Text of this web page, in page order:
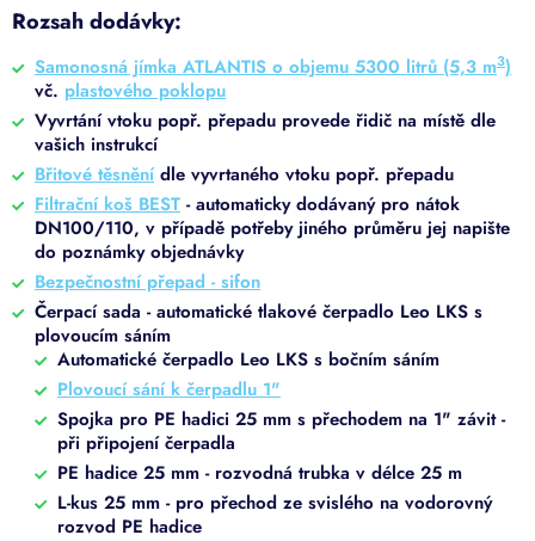
Rozsah dodávky:
Samonosná jímka ATLANTIS o objemu 5300 litrů (5,3 m3)
vč. plastového poklopu
Vyvrtání vtoku popř. přepadu provede řidič na místě dle
vašich instrukcí
Břitové těsněnídle vyvrtaného vtoku popř. přepadu
Filtrační koš BEST - automaticky dodávaný pro nátok
DN100/110, v případě potřeby jiného průměru jej napište
do poznámky objednávky
Bezpečnostní přepad - sifon
Čerpací sada - automatické tlakové čerpadlo Leo LKS s
plovoucím sáním
Automatické čerpadlo Leo LKS s bočním sáním
Plovoucí sání k čerpadlu 1"
Spojka pro PE hadici 25 mm s přechodem na 1" závit -
při připojení čerpadla
PE hadice 25 mm - rozvodná trubka v délce 25 m
L-kus 25 mm - pro přechod ze svislého na vodorovný
rozvod PE hadice